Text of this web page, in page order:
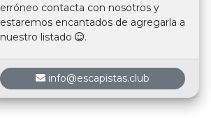
erróneo contacta con nosotros y
estaremos encantados de agregarla a
nuestro listado
.
info@escapistas.club